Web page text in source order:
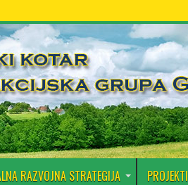
RAZVOJNA STRATEGIJA PROJEKTI